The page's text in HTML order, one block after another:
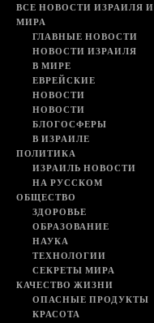
ВСЕ НОВОСТИ ИЗРАИЛЯ И
МИРА
ГЛАВНЫЕ НОВОСТИ
НОВОСТИ ИЗРАИЛЯ
В МИРЕ
ЕВРЕЙСКИЕ
НОВОСТИ
НОВОСТИ
БЛОГОСФЕРЫ
В ИЗРАИЛЕ
ПОЛИТИКА
ИЗРАИЛЬ НОВОСТИ
НА РУССКОМ
ОБЩЕСТВО
ЗДОРОВЬЕ
ОБРАЗОВАНИЕ
НАУКА
ТЕХНОЛОГИИ
СЕКРЕТЫ МИРА
КАЧЕСТВО ЖИЗНИ
ОПАСНЫЕ ПРОДУКТЫ
КРАСОТА